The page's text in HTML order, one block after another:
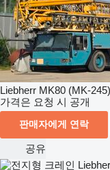
Liebherr MK80 (MK-245)
가격은 요청 시 공개
판매자에게 연락
공유